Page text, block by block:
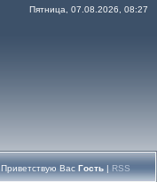
Пятница, 07.08.2026, 08:27
Приветствую Вас Гость | RSS